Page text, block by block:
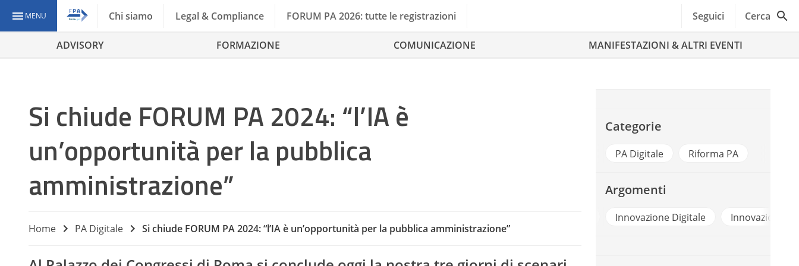
MENU Chi siamo Legal & Compliance FORUM PA 2026: tutte le registrazioni Seguici Cerca
ADVISORY FORMAZIONE COMUNICAZIONE MANIFESTAZIONI & ALTRI EVENTI
Si chiude FORUM PA 2024: “l’IA è
un’opportunità per la pubblica
amministrazione”
Home PA Digitale Si chiude FORUM PA 2024: “l’IA è un’opportunità per la pubblica amministrazione”
Categorie
PA Digitale Riforma PA
Argomenti
Innovazione Digitale Innovazione